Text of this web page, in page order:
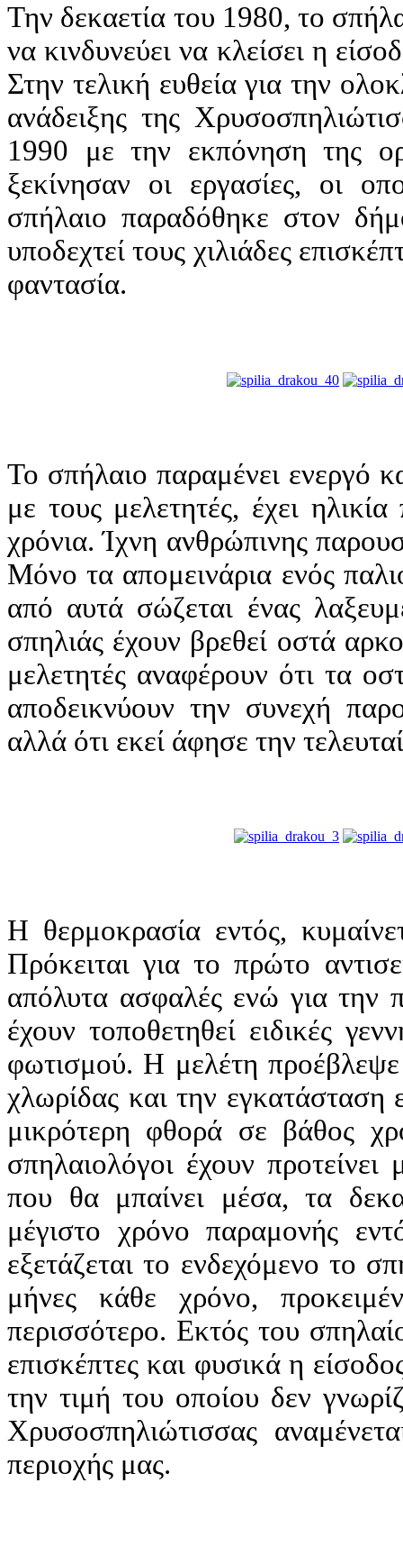
Την δεκαετία του 1980, το
να κινδυνεύει να κλείσει η
Στην τελική ευθεία για την
ανάδειξης της
1990 με την εκπόνηση της
ξεκίνησαν οι εργασίες, οι
σπήλαιο παραδόθηκε στον
υποδεχτεί τους χιλιάδες
φαντασία.
Το σπήλαιο παραμένει ενεργό
με τους μελετητές, έχει
χρόνια. Ίχνη ανθρώπινης
Μόνο τα απομεινάρια ενός
από αυτά σώζεται ένας
σπηλιάς έχουν βρεθεί οστά
μελετητές αναφέρουν ότι τα
αποδεικνύουν την συνεχή
αλλά ότι εκεί άφησε την
Η θερμοκρασία εντός,
Πρόκειται για το πρώτο
απόλυτα ασφαλές ενώ για την
έχουν τοποθετηθεί ειδικές
φωτισμού. Η μελέτη
χλωρίδας και την εγκατάσταση
μικρότερη φθορά σε βάθος
σπηλαιολόγοι έχουν
που θα μπαίνει μέσα, τα
μέγιστο χρόνο παραμονής
εξετάζεται το ενδεχόμενο το
μήνες κάθε χρόνο,
περισσότερο. Εκτός του
επισκέπτες και φυσικά η
την τιμή του οποίου δεν
Χρυσοσπηλιώτισσας
περιοχής μας.